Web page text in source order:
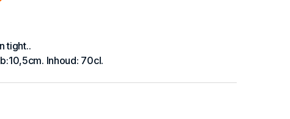
tight..
Inhoud: 70cl.